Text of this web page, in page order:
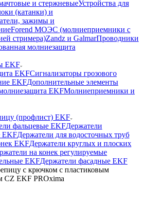
и стержневыеУстройства для
(катанки) и
зажимы и
Forend МОЭС (молниеприемники с
стримера)Zandz и GalmarПроводники
молниезащита
EKF
EKFСигнализаторы грозового
EKFДополнительные элементы
EKFМолниеприемники и
(профлист) EKF
фальцевые EKFДержатели
EKFДержатели для водосточных труб
EKFДержатели круглых и плоских
на конек регулируемые
EKFДержатели фасадные EKF
с крючком с пластиковым
CZ EKF PROxima